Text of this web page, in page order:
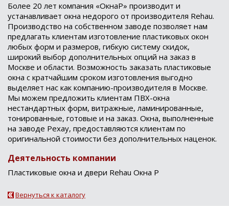
Более 20 лет компания «ОкнаР» производит и
устанавливает окна недорого от производителя Rehau.
Производство на собственном заводе позволяет нам
предлагать клиентам изготовление пластиковых окон
любых форм и размеров, гибкую систему скидок,
широкий выбор дополнительных опций на заказ в
Москве и области. Возможность заказать пластиковые
окна с кратчайшим сроком изготовления выгодно
выделяет нас как компанию-производителя в Москве.
Мы можем предложить клиентам ПВХ-окна
нестандартных форм, витражные, ламинированные,
тонированные, готовые и на заказ. Окна, выполненные
на заводе Рехау, предоставляются клиентам по
оригинальной стоимости без дополнительных наценок.
Деятельность компании
Пластиковые окна и двери Rehau Окна Р
Вернуться к каталогу